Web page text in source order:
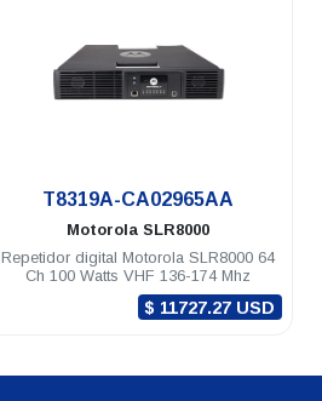
T8319A-CA02965AA
Motorola SLR8000
Repetidor digital Motorola SLR8000 64
Ch 100 Watts VHF 136-174 Mhz
$ 11727.27 USD